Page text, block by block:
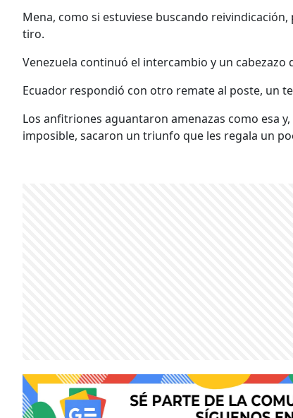
Mena, como si estuviese buscando
tiro.
Venezuela continuó el intercambio y un cabezazo
Ecuador respondió con otro remate al poste, un
Los anfitriones aguantaron amenazas como esa
imposible, sacaron un triunfo que les regala un